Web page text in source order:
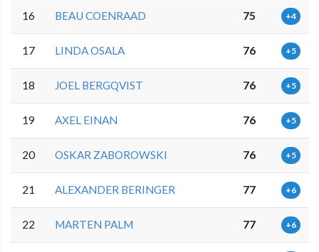
16 BEAU COENRAAD 75 +4
17 LINDA OSALA 76 +5
18 JOEL BERGQVIST 76 +5
19 AXEL EINAN 76 +5
20 OSKAR ZABOROWSKI 76 +5
21 ALEXANDER BERINGER 77 +6
22 MARTEN PALM 77 +6